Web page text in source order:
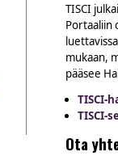
TISCI
Portaaliin
mukaan,
pääsee
TISCI-
TISCI-
Ota